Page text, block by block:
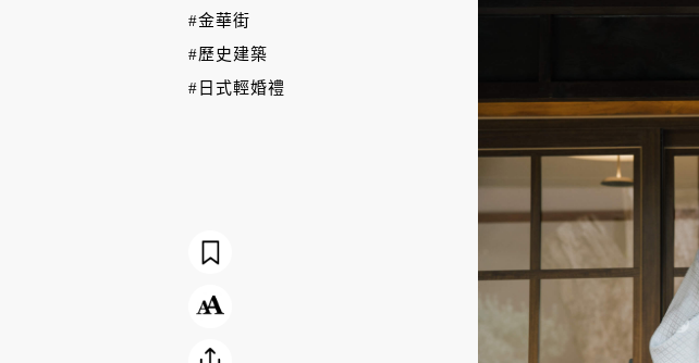
#金華街
#歷史建築
#日式輕婚禮